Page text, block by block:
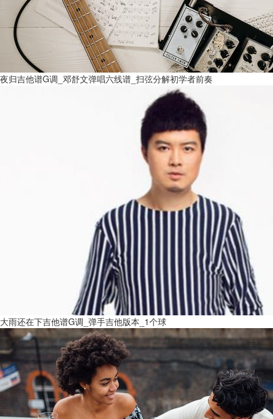
夜归吉他谱G调_邓舒文弹唱六线谱_扫弦分解初学者前奏
大雨还在下吉他谱G调_弹手吉他版本_1个球